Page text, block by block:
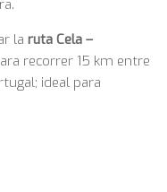
la ruta Cela –
recorrer 15 km entre
ideal para